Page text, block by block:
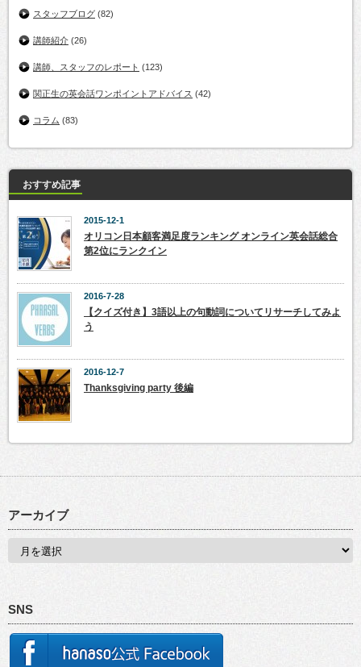
スタッフブログ (82)
講師紹介 (26)
講師、スタッフのレポート (123)
関正生の英会話ワンポイントアドバイス (42)
コラム (83)
おすすめ記事
2015-12-1
オリコン日本顧客満足度ランキング オンライン英会話総合
第2位にランクイン
2016-7-28
【クイズ付き】3語以上の句動詞についてリサーチしてみよ
う
2016-12-7
Thanksgiving party 後編
アーカイブ
SNS